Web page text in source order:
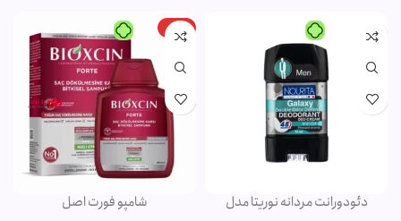
دئودورانت مردانه نوریتا مدل
-15%
شامپو فورت اصل